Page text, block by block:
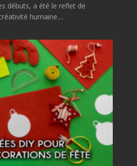
débuts, a été le reflet de
humaine....